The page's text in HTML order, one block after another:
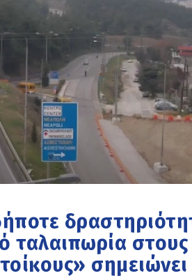
ταλαιπωρία στους
σημειώνει